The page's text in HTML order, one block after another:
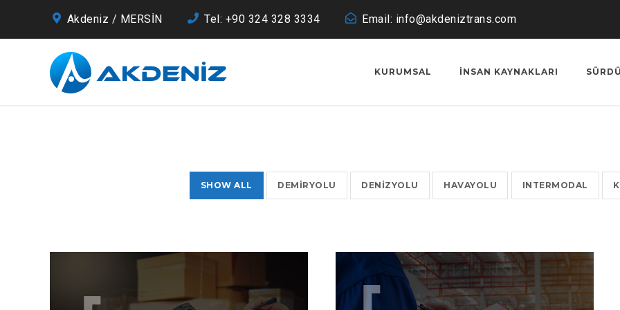
Akdeniz / MERSİN Tel: +90 324 328 3334 Email: info@akdeniztrans.com
KURUMSAL İNSAN KAYNAKLARI
SHOW ALL DEMIRYOLU DENIZYOLU HAVAYOLU INTERMODAL